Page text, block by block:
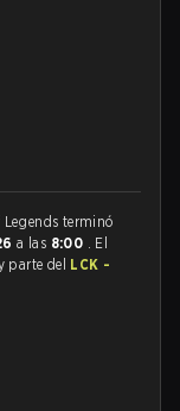
terminó
a las 8:00 . El
parte del LCK -